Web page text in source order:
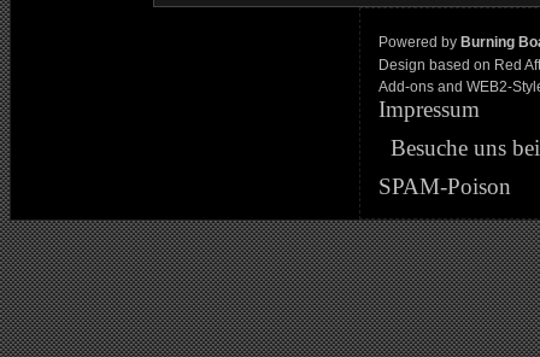
Powered by Burning
Design based on Red
Add-ons and WEB2-
Impressum
Besuche uns
SPAM-Poison